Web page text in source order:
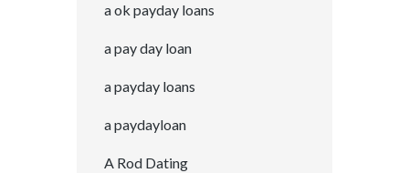
a ok payday loans
a pay day loan
a payday loans
a paydayloan
A Rod Dating